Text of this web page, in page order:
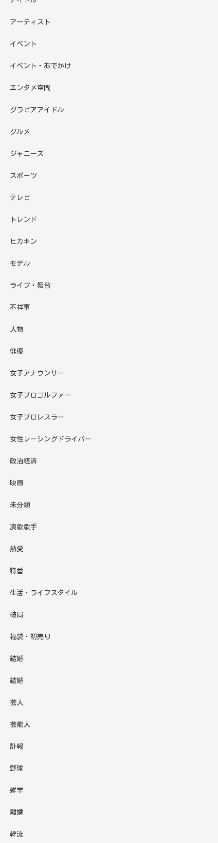
アーティスト
イベント
イベント・おでかけ
エンタメ空間
グラビアアイドル
グルメ
ジャニーズ
スポーツ
テレビ
トレンド
ヒカキン
モデル
ライブ・舞台
不祥事
人物
俳優
女子アナウンサー
女子プロゴルファー
女子プロレスラー
女性レーシングドライバー
政治経済
映画
未分類
演歌歌手
熱愛
特番
生活・ライフスタイル
破局
福袋・初売り
結婚
結婚
芸人
芸能人
訃報
野球
雑学
離婚
韓流